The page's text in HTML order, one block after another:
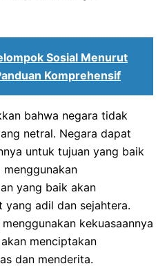
Sosial Menurut
Komprehensif
bahwa negara tidak
netral. Negara dapat
untuk tujuan yang baik
yang baik akan
yang adil dan sejahtera.
kekuasaannya
menciptakan
dan menderita.